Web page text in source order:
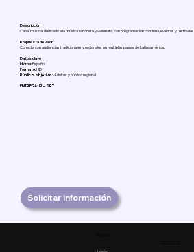
Descripción
Canal musical dedicado a la música ranchera y vallenata, con programación continua, eventos y festivales.
Propuesta de valor
Conecta con audiencias tradicionales y regionales en múltiples países de Latinoamérica.
Datos clave
Idioma:Español
Formato:HD
Público objetivo: Adultos y público regional
ENTREGA: IP – SRT
Solicitar información